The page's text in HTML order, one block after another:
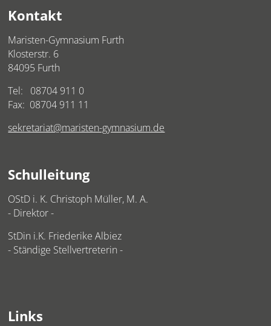
Kontakt
Maristen-Gymnasium Furth
Klosterstr. 6
84095 Furth
Tel: 08704 911 0
Fax: 08704 911 11
sekretariat@maristen-gymnasium.de
Schulleitung
OStD i. K. Christoph Müller, M. A.
- Direktor -
StDin i.K. Friederike Albiez
- Ständige Stellvertreterin -
Links